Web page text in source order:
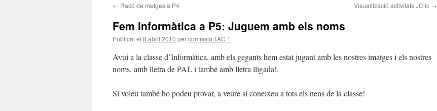
contingut
← Racó de metges a P4 Visualització activitats JClic →
Fem informàtica a P5: Juguem amb els noms
Publicat el 8 abril 2010 percomissió TAC 1
Avui a la classe d’Informàtica, amb els gegants hem estat jugant amb les nostres imatges i els nostres
noms, amb lletra de PAL i també amb lletra lligada!.
Si voleu també ho podeu provar, a veure si coneixeu a tots els nens de la classe!